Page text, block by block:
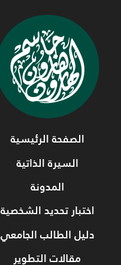
الصفحة الرئيسية
السيرة الذاتية
المدونة
اختبار تحديد الشخصية
دليل الطالب الجامعي
مقالات التطوير